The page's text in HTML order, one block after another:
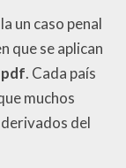
un caso penal
que se aplican
. Cada país
muchos
del